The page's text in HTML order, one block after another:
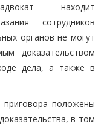
находит
сотрудников
органов не могут
доказательством
дела, а также в
положены
в том